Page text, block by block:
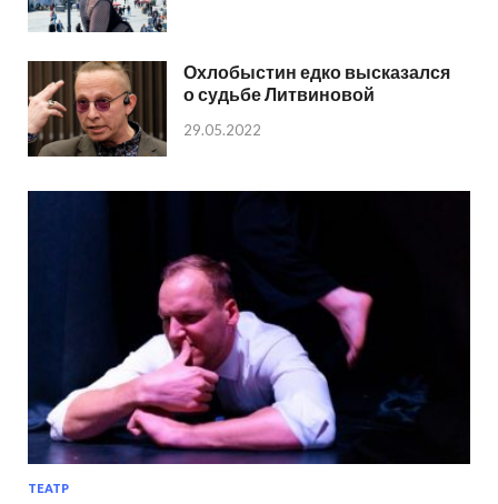
Охлобыстин едко высказался
о судьбе Литвиновой
29.05.2022
ТЕАТР